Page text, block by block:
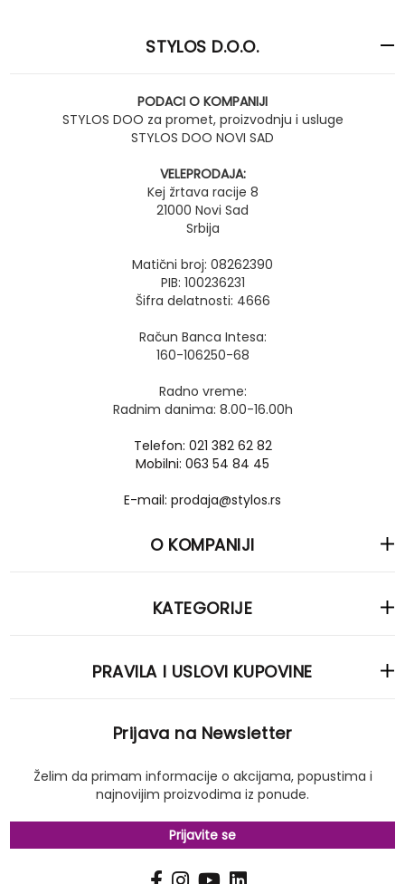
STYLOS D.O.O.
PODACI O KOMPANIJI
STYLOS DOO za promet, proizvodnju i usluge
STYLOS DOO NOVI SAD
VELEPRODAJA:
Kej žrtava racije 8
21000 Novi Sad
Srbija
Matični broj: 08262390
PIB: 100236231
Šifra delatnosti: 4666
Račun Banca Intesa:
160-106250-68
Radno vreme:
Radnim danima: 8.00-16.00h
Telefon: 021 382 62 82
Mobilni: 063 54 84 45
E-mail: prodaja@stylos.rs
O KOMPANIJI
KATEGORIJE
PRAVILA I USLOVI KUPOVINE
Prijava na Newsletter
Želim da primam informacije o akcijama, popustima i
najnovijim proizvodima iz ponude.
Prijavite se